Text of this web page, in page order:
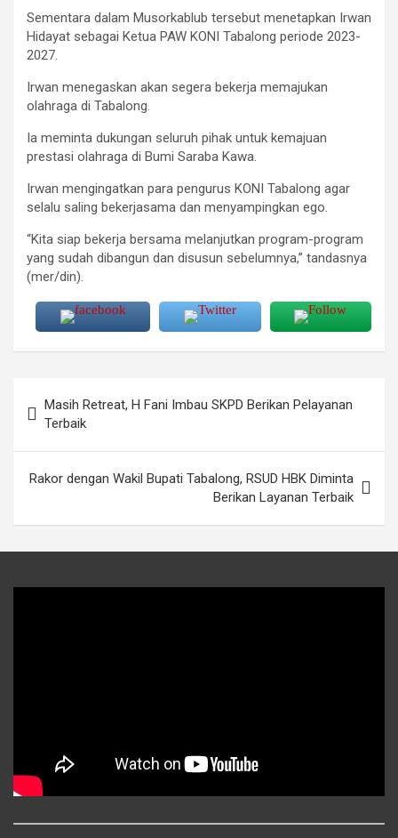
Sementara dalam Musorkablub tersebut menetapkan Irwan
Hidayat sebagai Ketua PAW KONI Tabalong periode 2023-
2027.
Irwan menegaskan akan segera bekerja memajukan
olahraga di Tabalong.
Ia meminta dukungan seluruh pihak untuk kemajuan
prestasi olahraga di Bumi Saraba Kawa.
Irwan mengingatkan para pengurus KONI Tabalong agar
selalu saling bekerjasama dan menyampingkan ego.
“Kita siap bekerja bersama melanjutkan program-program
yang sudah dibangun dan disusun sebelumnya,” tandasnya
(mer/din).
pos
Masih Retreat, H Fani Imbau SKPD Berikan Pelayanan
Terbaik
Rakor dengan Wakil Bupati Tabalong, RSUD HBK Diminta
Berikan Layanan Terbaik